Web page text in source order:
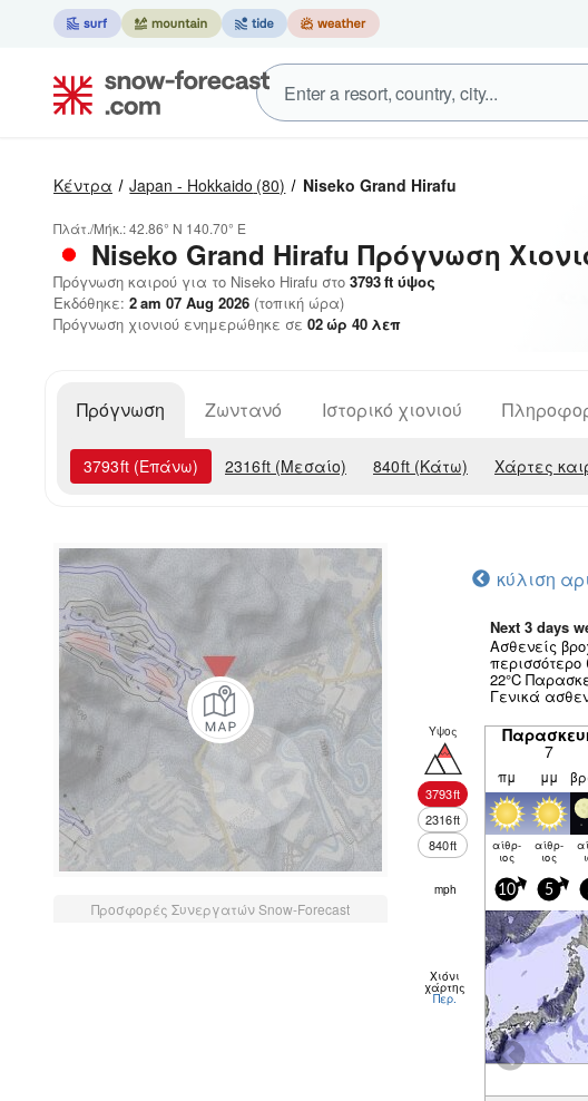
Κέντρα Japan - Hokkaido (80) Niseko Grand Hirafu
Πλάτ./Μήκ.:42.86° N 140.70° E
Niseko Grand Hirafu Πρόγνωση
Πρόγνωση καιρού για το Niseko Hirafu στο 3793ft ύψος
Εκδόθηκε: 2 am 07 Aug 2026 (τοπική ώρα)
Πρόγνωση χιονιού ενημερώθηκε σε 02ώρ 40 λεπ
Πρόγνωση Ζωντανό Ιστορικό χιονιού
3793ft (Επάνω) 2316ft (Μεσαίο) 840ft (Κάτω) Χάρτες
Προσφορές Συνεργατών Snow-Forecast
κύλιση
Next 3 days
Ασθενείς
22°C
Γενικά
Υψος
3793ft
2316ft
840ft
7
πμ μμ
αίθρ­
ιος
αίθρ­
ιος
mph 10 5
Χιόνι
χάρτης
Περ.